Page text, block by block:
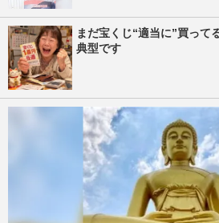
まだ宝くじ“適当に”買って
典型です